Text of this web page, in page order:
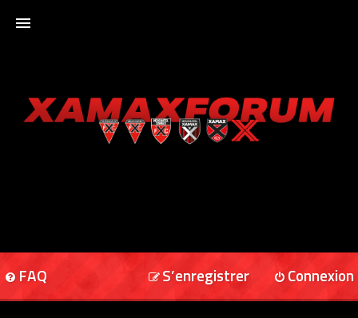
XAMAXFORUM
FAQ Connexion
S’enregistrer